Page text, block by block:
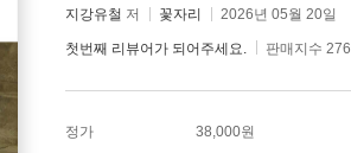
지강유철 저 꽃자리 2026년 05월 20일
첫번째 리뷰어가 되어주세요. 판매지수 276
정가 38,000원